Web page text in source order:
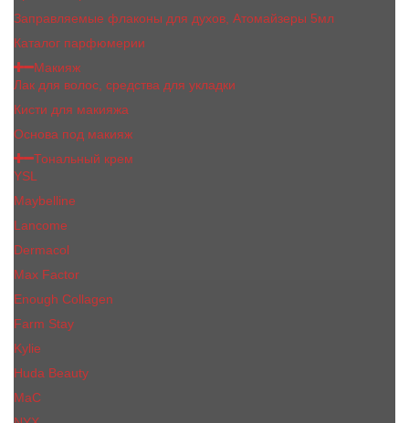
Заправляемые флаконы для духов, Атомайзеры 5мл
Каталог парфюмерии
Макияж
Лак для волос, средства для укладки
Кисти для макияжа
Основа под макияж
Тональный крем
YSL
Maybelline
Lancome
Dermacol
Max Factor
Enough Collagen
Farm Stay
Kylie
Huda Beauty
МаС